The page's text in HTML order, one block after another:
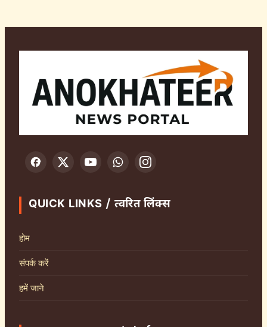
QUICK LINKS / त्वरित लिंक्स
होम
संपर्क करें
हमें जाने